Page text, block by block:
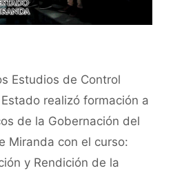
Estudios de Control
realizó formación a
de la Gobernación del
Miranda con el curso:
y Rendición de la